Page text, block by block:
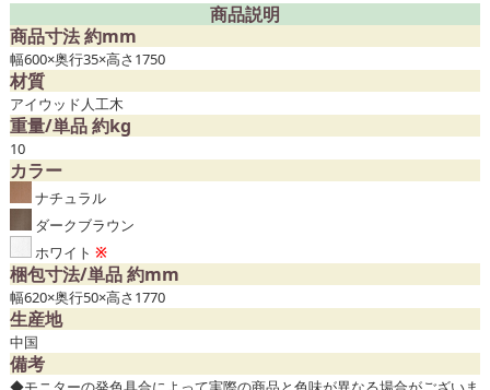
商品説明
商品寸法 約mm
幅600×奥行35×高さ1750
材質
アイウッド人工木
重量/単品 約kg
10
カラー
ナチュラル
ダークブラウン
ホワイト ※
梱包寸法/単品 約mm
幅620×奥行50×高さ1770
生産地
中国
備考